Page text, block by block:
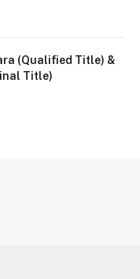
(Qualified Title) &
Title)